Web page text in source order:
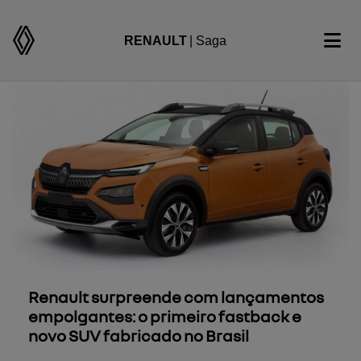
RENAULT | Saga
Renault surpreende com lançamentos
empolgantes: o primeiro fastback e
novo SUV fabricado no Brasil